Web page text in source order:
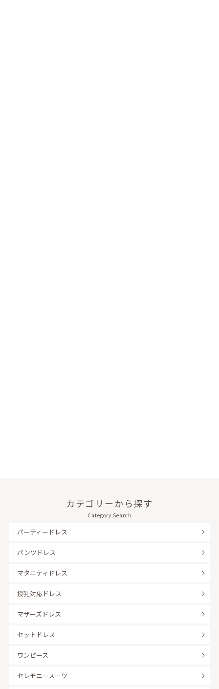
カテゴリーから探す
Category Search
パーティードレス
パンツドレス
マタニティドレス
授乳対応ドレス
マザーズドレス
セットドレス
ワンピース
セレモニースーツ